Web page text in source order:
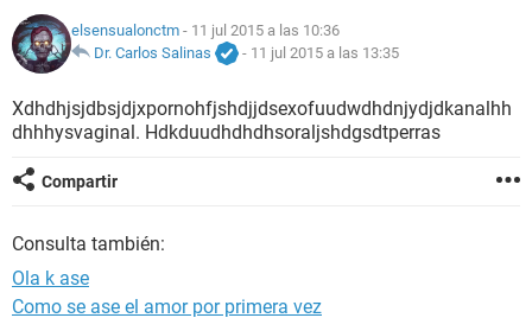
NUTRICIÓN
BIENESTAR
SEXUALIDAD
GLOSARIO
elsensualonctm - 11 jul 2015 a las 10:36
Dr. Carlos Salinas
- 11 jul 2015 a las 13:35
Xdhdhjsjdbsjdjxpornohfjshdjjdsexofuudwdhdnjydjdkanalhh
dhhhysvaginal. Hdkduudhdhdhsoraljshdgsdtperras
Compartir
Consulta también:
Ola k ase
Como se ase el amor por primera vez